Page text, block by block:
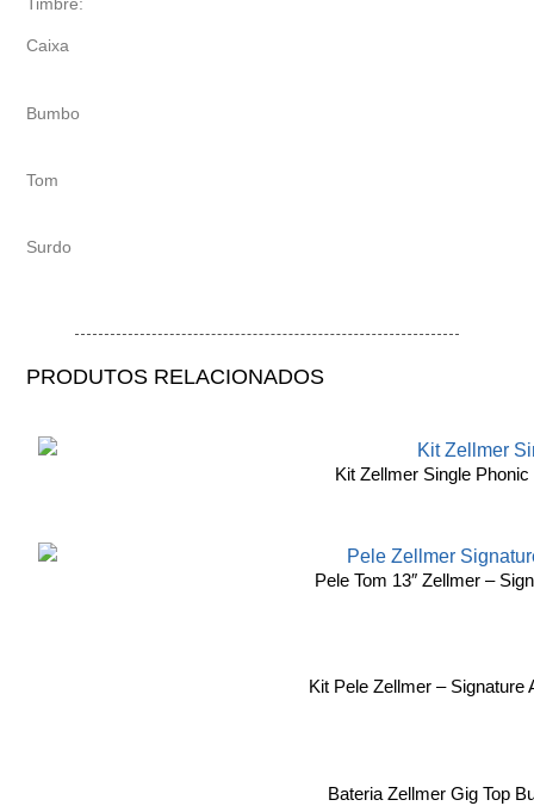
Caixa
Bumbo
Tom
Surdo
PRODUTOS RELACIONADOS
Kit Zellmer Single Phonic
Pele Tom 13″ Zellmer –
Kit Pele Zellmer – Signature
Bateria Zellmer Gig Top